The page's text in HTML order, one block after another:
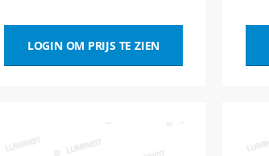
LOGIN OM PRIJS TE ZIEN